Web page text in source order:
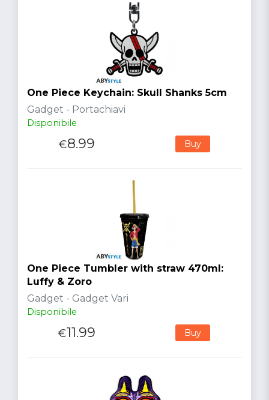
One Piece Keychain: Skull Shanks 5cm
Gadget - Portachiavi
Disponibile
€8.99 Buy
One Piece Tumbler with straw 470ml:
Luffy & Zoro
Gadget - Gadget Vari
Disponibile
€11.99 Buy